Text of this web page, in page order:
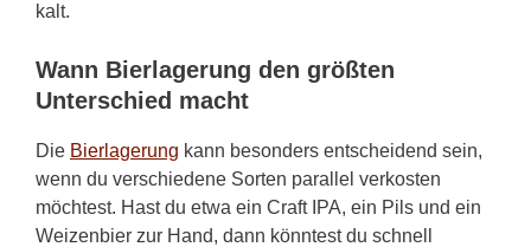
kalt.
Wann Bierlagerung den größten
Unterschied macht
Die Bierlagerung kann besonders entscheidend sein,
wenn du verschiedene Sorten parallel verkosten
möchtest. Hast du etwa ein Craft IPA, ein Pils und ein
Weizenbier zur Hand, dann könntest du schnell